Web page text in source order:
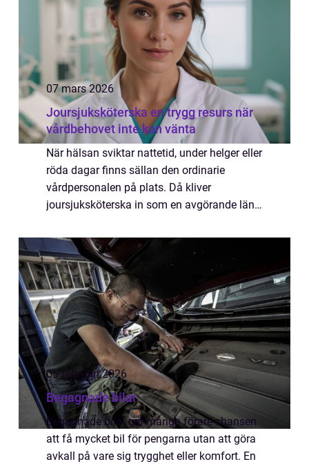
07 mars 2026
Joursjuksköterska en trygg resurs när
vårdbehovet inte kan vänta
När hälsan sviktar nattetid, under helger eller
röda dagar finns sällan den ordinarie
vårdpersonalen på plats. Då kliver
joursjuksköterska in som en avgörande länk
bedöma, prioritera och åtgärda akuta eller ...
05 februari 2026
Begagnade bilar
Begagnade bilar ger många förare chansen
att få mycket bil för pengarna utan att göra
avkall på vare sig trygghet eller komfort. En